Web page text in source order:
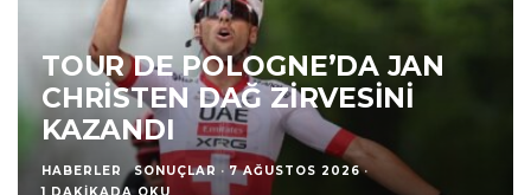
REUSSER VE VOLLERING
TAKTIK HATASI YAPTI
HABERLER TOUR DE FRANCE · 7 AĞUSTOS 2026